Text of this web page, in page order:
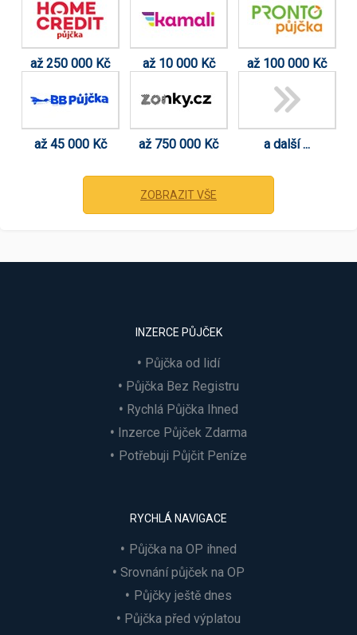
až 250 000 Kč až 10 000 Kč až 100 000 Kč
až 45 000 Kč až 750 000 Kč a další ...
ZOBRAZIT VŠE
INZERCE PŮJČEK
Půjčka od lidí
Půjčka Bez Registru
Rychlá Půjčka Ihned
Inzerce Půjček Zdarma
Potřebuji Půjčit Peníze
RYCHLÁ NAVIGACE
Půjčka na OP ihned
Srovnání půjček na OP
Půjčky ještě dnes
Půjčka před výplatou